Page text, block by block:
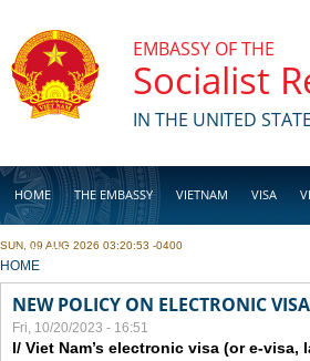
EMBASSY OF THE
Socialist
IN THE UNITED
HOME THE EMBASSY VIETNAM VISA
BUSINESS
SUN, 09 AUG 2026 03:20:53 -0400
YOU ARE HERE
HOME
NEW POLICY ON ELECTRONIC
Fri, 10/20/2023 - 16:51
I/ Viet Nam’s electronic visa (or e-